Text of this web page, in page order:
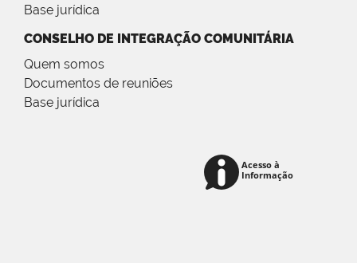
Base jurídica
CONSELHO DE INTEGRAÇÃO COMUNITÁRIA
Quem somos
Documentos de reuniões
Base jurídica